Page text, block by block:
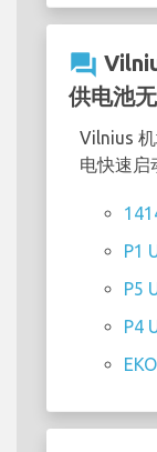
question_answer
供电池
Vilnius
电快速启
P1
P5
P4